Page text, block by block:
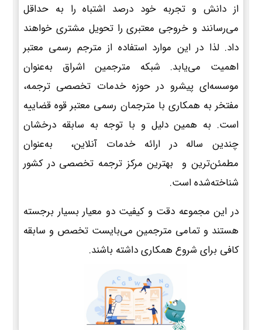
از دانش و تجربه خود درصد اشتباه را به حداقل
می‌رسانند و خروجی معتبری را تحویل مشتری خواهند
داد. لذا در این موارد استفاده از مترجم رسمی معتبر
اهمیت می‌یابد. شبکه مترجمین اشراق به‌عنوان
موسسه‌ای پیشرو در حوزه خدمات تخصصی ترجمه،
مفتخر به همکاری با مترجمان رسمی معتبر قوه قضاییه
است. به همین دلیل و با توجه به سابقه درخشان
چندین ساله در ارائه خدمات آنلاین، به‌عنوان
مطمئن‌ترین و بهترین مرکز ترجمه تخصصی در کشور
شناخته‌شده است.
در این مجموعه دقت و کیفیت دو معیار بسیار برجسته
هستند و تمامی مترجمین می‌بایست تخصص و سابقه
کافی برای شروع همکاری داشته باشند.